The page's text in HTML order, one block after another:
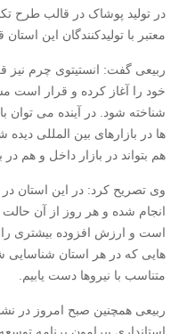
در تولید پوشاک در قالب طرح
معتبر با تولیدکنندگان این
ربیعی گفت: انستیتوی چرم نیز
خود را آغاز کرده و قرار است
شناخته شود. در آینده می توان
ها در بازارهای بین المللی
هم بتواند در بازار داخل و هم
وی تصریح کرد: در این استان
انجام شده و هر روز از آن
است و ارزش افزوده بیشتری را
هایی که در هر استان شناسایی
متناسب با نیروها دست یابیم.
ربیعی همچنین صبح امروز در